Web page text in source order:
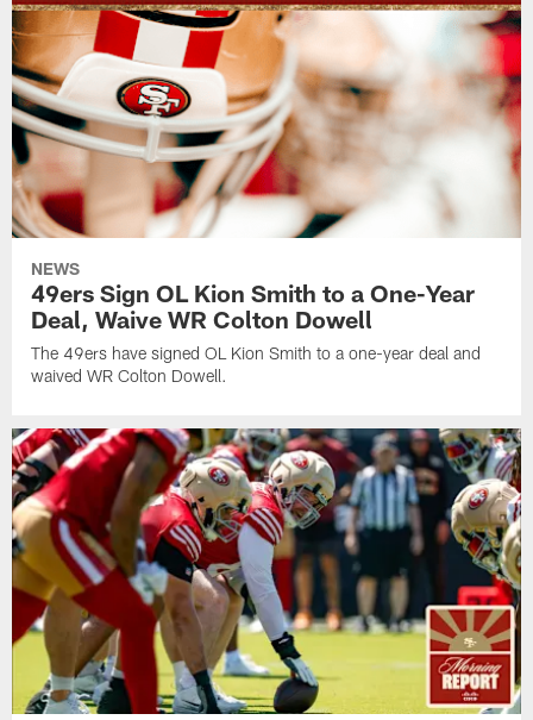
NEWS
49ers Sign OL Kion Smith to a One-Year
Deal, Waive WR Colton Dowell
The 49ers have signed OL Kion Smith to a one-year deal and
waived WR Colton Dowell.